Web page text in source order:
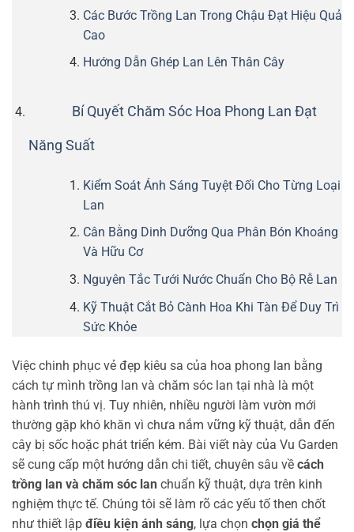
Các Bước Trồng Lan Trong Chậu Đạt Hiệu Quả
Cao
Hướng Dẫn Ghép Lan Lên Thân Cây
Bí Quyết Chăm Sóc Hoa Phong Lan Đạt
Năng Suất
Kiểm Soát Ánh Sáng Tuyệt Đối Cho Từng Loại
Lan
Cân Bằng Dinh Dưỡng Qua Phân Bón Khoáng
Và Hữu Cơ
Nguyên Tắc Tưới Nước Chuẩn Cho Bộ Rễ Lan
Kỹ Thuật Cắt Bỏ Cành Hoa Khi Tàn Để Duy Trì
Sức Khỏe
Việc chinh phục vẻ đẹp kiêu sa của hoa phong lan bằng
cách tự mình trồng lan và chăm sóc lan tại nhà là một
hành trình thú vị. Tuy nhiên, nhiều người làm vườn mới
thường gặp khó khăn vì chưa nắm vững kỹ thuật, dẫn đến
cây bị sốc hoặc phát triển kém. Bài viết này của Vu Garden
sẽ cung cấp một hướng dẫn chi tiết, chuyên sâu về cách
trồng lan và chăm sóc lan chuẩn kỹ thuật, dựa trên kinh
nghiệm thực tế. Chúng tôi sẽ làm rõ các yếu tố then chốt
như thiết lập điều kiện ánh sáng, lựa chọn chọn giá thể